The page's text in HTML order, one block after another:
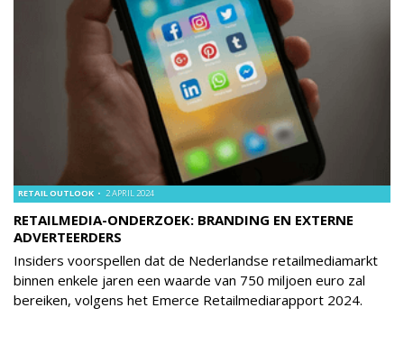
RETAILMEDIA-ONDERZOEK: BRANDING EN EXTERNE
ADVERTEERDERS
RETAIL OUTLOOK 2 APRIL 2024
Insiders voorspellen dat de Nederlandse retailmediamarkt
binnen enkele jaren een waarde van 750 miljoen euro zal
bereiken, volgens het Emerce Retailmediarapport 2024.